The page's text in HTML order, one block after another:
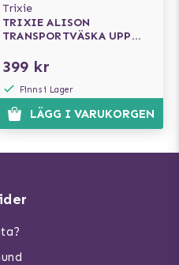
Trixie
TRIXIE ALISON
TRANSPORTVÄSKA UPP
399 kr
Finns i Lager
LÄGG I VARUKORGEN